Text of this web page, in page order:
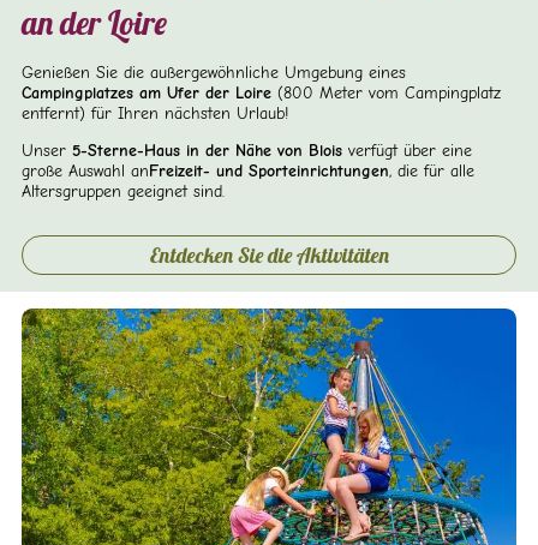
an der Loire
Genießen Sie die außergewöhnliche Umgebung eines
Campingplatzes am Ufer der Loire(800 Meter vom Campingplatz
entfernt) für Ihren nächsten Urlaub!
Unser 5-Sterne-Haus in der Nähe von Bloisverfügt über eine
große Auswahl anFreizeit- und Sporteinrichtungen, die für alle
Altersgruppen geeignet sind.
Entdecken Sie die Aktivitäten